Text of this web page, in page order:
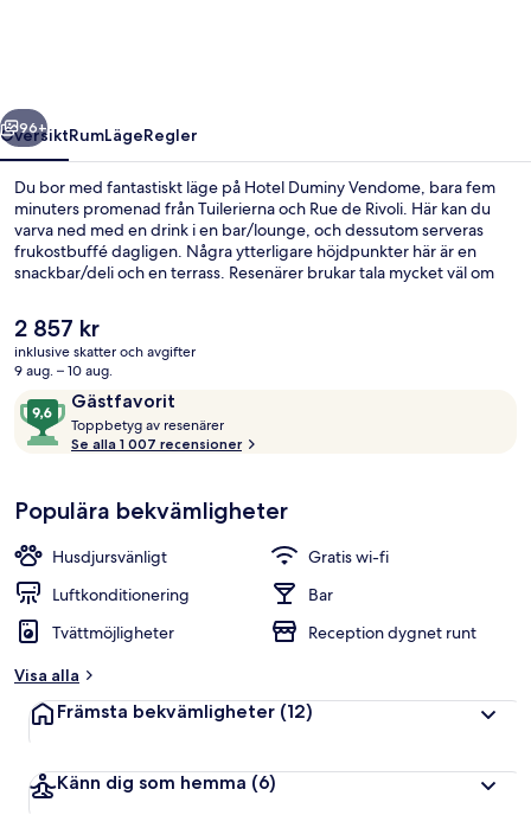
Nästa
96+
ÖversiktRumLägeRegler
Du bor med fantastiskt läge på Hotel Duminy Vendome, bara fem
minuters promenad från Tuilerierna och Rue de Rivoli. Här kan du
varva ned med en drink i en bar/lounge, och dessutom serveras
frukostbuffé dagligen. Några ytterligare höjdpunkter här är en
snackbar/deli och en terrass. Resenärer brukar tala mycket väl om
promenad från kollektivtrafik. Till Tuileries Metro tar det 2 minuter
att gå och till Concorde Metro är det 6 minuter.
Det
nuvarande
priset
2 857 kr
2 857 kr
inklusive skatter och avgifter
9 aug. – 10 aug.
RecensionerGästfavorit
9,6
av
10,
Toppbetyg av resenärer
o
b
r
e
n
Se alla 1 007 recensioner
Populära bekvämligheter
Husdjursvänligt
Gratis wi-fi
Luftkonditionering
Bar
Tvättmöjligheter
Reception dygnet runt
Visa alla
Främsta bekvämligheter (12)
Känn dig som hemma (6)